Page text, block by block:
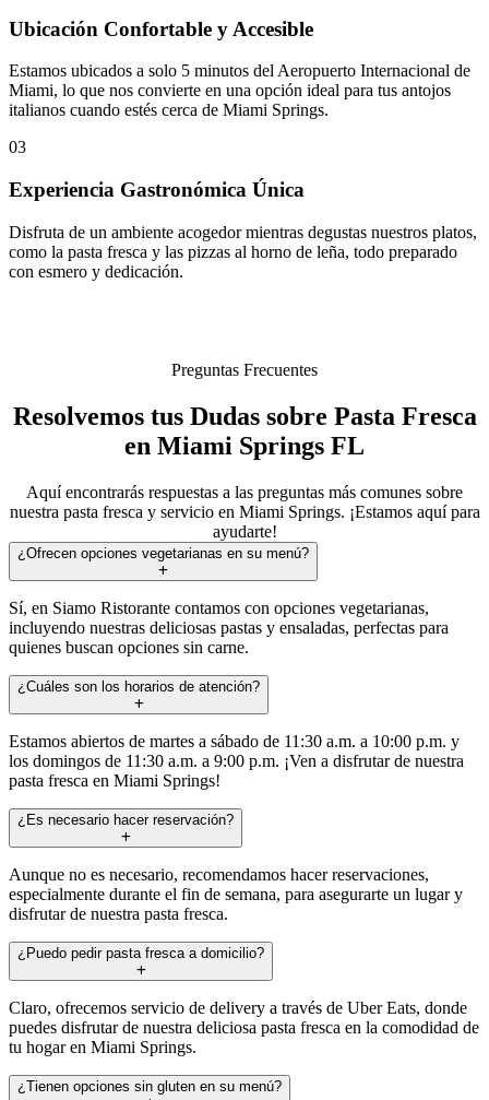
Ubicación Confortable y Accesible
Estamos ubicados a solo 5 minutos del Aeropuerto Internacional de
Miami, lo que nos convierte en una opción ideal para tus antojos
italianos cuando estés cerca de Miami Springs.
03
Experiencia Gastronómica Única
Disfruta de un ambiente acogedor mientras degustas nuestros platos,
como la pasta fresca y las pizzas al horno de leña, todo preparado
con esmero y dedicación.
Preguntas Frecuentes
Resolvemos tus Dudas sobre Pasta Fresca
en Miami Springs FL
Aquí encontrarás respuestas a las preguntas más comunes sobre
nuestra pasta fresca y servicio en Miami Springs. ¡Estamos aquí para
ayudarte!
¿Ofrecen opciones vegetarianas en su menú?
Sí, en Siamo Ristorante contamos con opciones vegetarianas,
incluyendo nuestras deliciosas pastas y ensaladas, perfectas para
quienes buscan opciones sin carne.
¿Cuáles son los horarios de atención?
Estamos abiertos de martes a sábado de 11:30 a.m. a 10:00 p.m. y
los domingos de 11:30 a.m. a 9:00 p.m. ¡Ven a disfrutar de nuestra
pasta fresca en Miami Springs!
¿Es necesario hacer reservación?
Aunque no es necesario, recomendamos hacer reservaciones,
especialmente durante el fin de semana, para asegurarte un lugar y
disfrutar de nuestra pasta fresca.
¿Puedo pedir pasta fresca a domicilio?
Claro, ofrecemos servicio de delivery a través de Uber Eats, donde
puedes disfrutar de nuestra deliciosa pasta fresca en la comodidad de
tu hogar en Miami Springs.
¿Tienen opciones sin gluten en su menú?